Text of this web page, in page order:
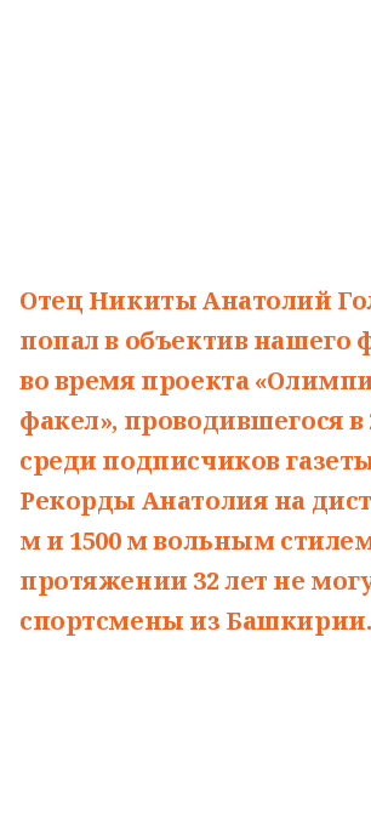
Отец Никиты Анатолий
попал в объектив нашего
во время проекта
факел», проводившегося в
среди подписчиков
Рекорды Анатолия на
м и 1500 м вольным
протяжении 32 лет не
спортсмены из Башкирии.